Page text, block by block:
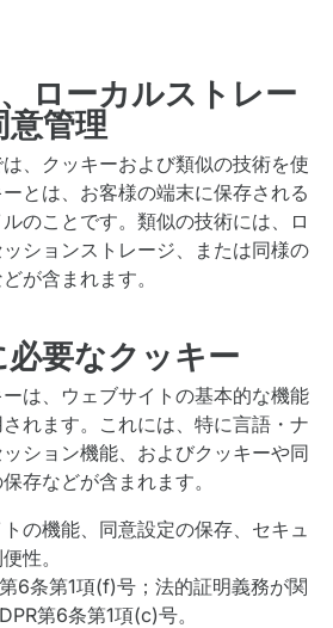
ローカルストレー
意管理
、クッキーおよび類似の技術を使
とは、お客様の端末に保存される
のことです。類似の技術には、ロ
ションストレージ、または同様の
が含まれます。
必要なクッキー
は、ウェブサイトの基本的な機能
れます。これには、特に言語・ナ
ション機能、およびクッキーや同
存などが含まれます。
の機能、同意設定の保存、セキュ
性。
6条第1項(f)号；法的証明義務が関
第6条第1項(c)号。